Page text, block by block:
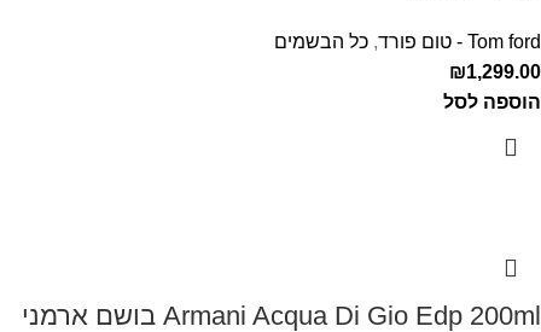
Tom ford - טום פורד , כל הבשמים
₪1,299.00
הוספה לסל
Armani Acqua Di Gio Edp 200ml בושם ארמני